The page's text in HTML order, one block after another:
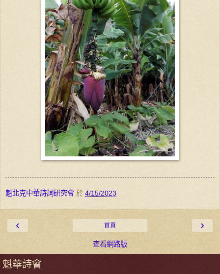
魁北克中華詩詞研究會 於 4/15/2023
‹ ›
首頁
查看網路版
魁華詩會